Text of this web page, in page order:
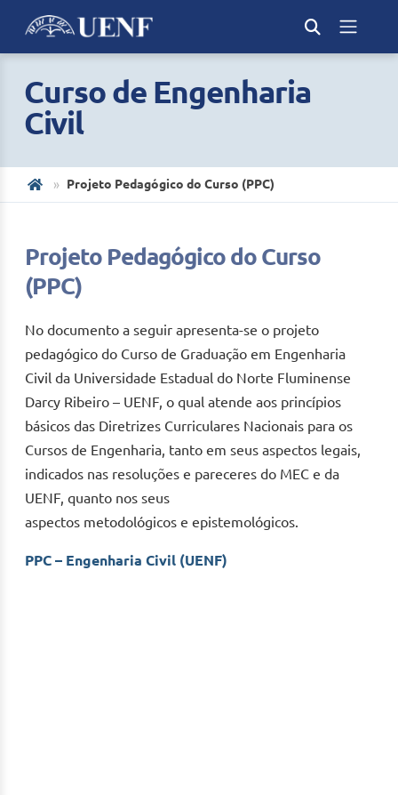
Curso de Engenharia
Civil
Projeto Pedagógico do Curso (PPC)
Projeto Pedagógico do Curso
(PPC)
No documento a seguir apresenta-se o projeto
pedagógico do Curso de Graduação em Engenharia
Civil da Universidade Estadual do Norte Fluminense
Darcy Ribeiro – UENF, o qual atende aos princípios
básicos das Diretrizes Curriculares Nacionais para os
Cursos de Engenharia, tanto em seus aspectos legais,
indicados nas resoluções e pareceres do MEC e da
UENF, quanto nos seus
aspectos metodológicos e epistemológicos.
PPC – Engenharia Civil (UENF)